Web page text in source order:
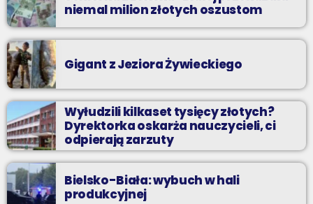
niemal milion złotych oszustom
Gigant z Jeziora Żywieckiego
Wyłudzili kilkaset tysięcy złotych?
Dyrektorka oskarża nauczycieli, ci
odpierają zarzuty
Bielsko-Biała: wybuch w hali
produkcyjnej